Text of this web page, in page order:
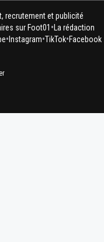
recrutement et publicité
sur Foot01 •La rédaction
• Instagram•TikTok•Facebook